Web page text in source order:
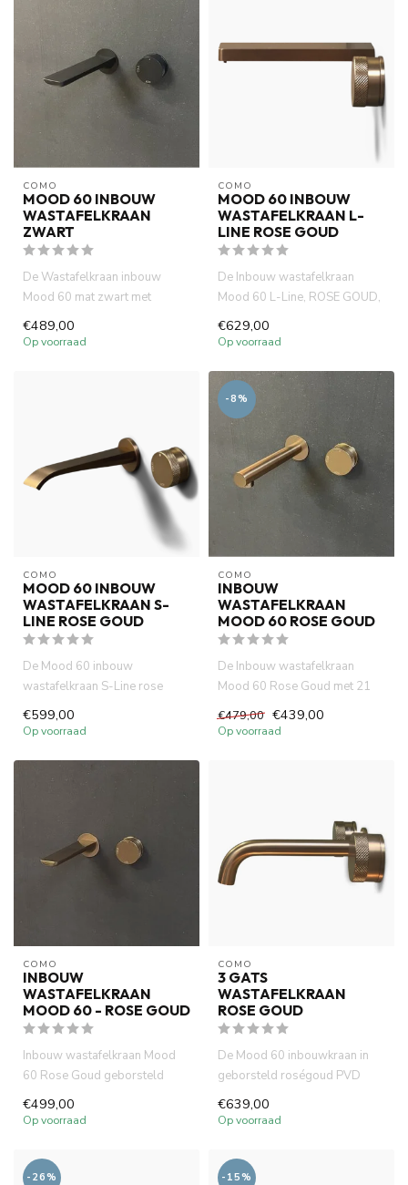
COMO
MOOD 60 INBOUW
WASTAFELKRAAN
ZWART
De Wastafelkraan inbouw
Mood 60 mat zwart met
gemaakt ...
€489,00
Op voorraad
COMO
MOOD 60 INBOUW
WASTAFELKRAAN L-
LINE ROSE GOUD
De Inbouw wastafelkraan
Mood 60 L-Line, ROSE GOUD,
mess...
€629,00
Op voorraad
COMO
MOOD 60 INBOUW
WASTAFELKRAAN S-
LINE ROSE GOUD
De Mood 60 inbouw
wastafelkraan S-Line rose
DZR messi...
€599,00
Op voorraad
-8%
COMO
INBOUW
WASTAFELKRAAN
MOOD 60 ROSE GOUD
De Inbouw wastafelkraan
Mood 60 Rose Goud met 21
volle...
€479,00 €439,00
Op voorraad
COMO
INBOUW
WASTAFELKRAAN
MOOD 60 - ROSE GOUD
Inbouw wastafelkraan Mood
60 Rose Goud geborsteld
voll...
€499,00
Op voorraad
COMO
3 GATS
WASTAFELKRAAN
ROSE GOUD
De Mood 60 inbouwkraan in
geborsteld roségoud PVD
du...
€639,00
Op voorraad
-26% -15%